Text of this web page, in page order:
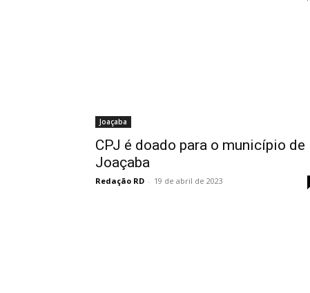
Joaçaba
CPJ é doado para o município de
Joaçaba
Redação RD - 19 de abril de 2023